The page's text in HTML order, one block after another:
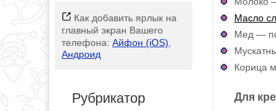
Как добавить ярлык на
главный экран Вашего
телефона: Айфон (iOS)
Андроид
Рубрикатор
Масло
Мед — по
Корица
Для